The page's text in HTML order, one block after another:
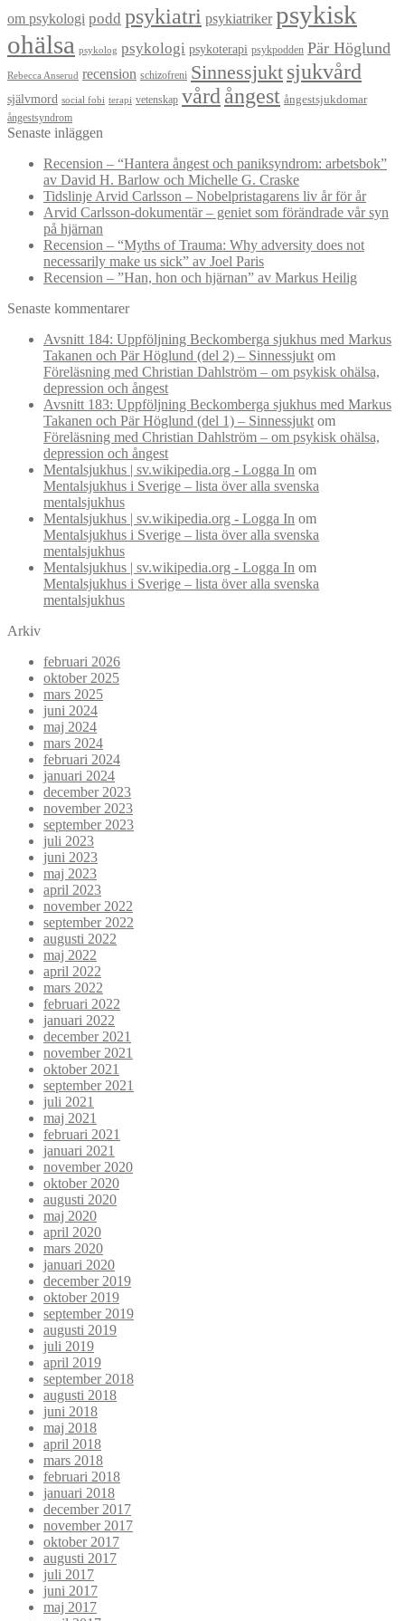
om psykologi podd psykiatri psykiatriker psykisk
ohälsa psykolog psykologi psykoterapi psykpodden Pär Höglund
Rebecca Anserud recension schizofreni Sinnessjukt sjukvård
självmord social fobi terapi vetenskap vård ångest ångestsjukdomar
ångestsyndrom
Senaste inläggen
Recension – “Hantera ångest och paniksyndrom: arbetsbok”
av David H. Barlow och Michelle G. Craske
Tidslinje Arvid Carlsson – Nobelpristagarens liv år för år
Arvid Carlsson-dokumentär – geniet som förändrade vår syn
på hjärnan
Recension – “Myths of Trauma: Why adversity does not
necessarily make us sick” av Joel Paris
Recension – ”Han, hon och hjärnan” av Markus Heilig
Senaste kommentarer
Avsnitt 184: Uppföljning Beckomberga sjukhus med Markus
Takanen och Pär Höglund (del 2) – Sinnessjukt om
Föreläsning med Christian Dahlström – om psykisk ohälsa,
depression och ångest
Avsnitt 183: Uppföljning Beckomberga sjukhus med Markus
Takanen och Pär Höglund (del 1) – Sinnessjukt om
Föreläsning med Christian Dahlström – om psykisk ohälsa,
depression och ångest
Mentalsjukhus | sv.wikipedia.org - Logga In om
Mentalsjukhus i Sverige – lista över alla svenska
mentalsjukhus
Mentalsjukhus | sv.wikipedia.org - Logga In om
Mentalsjukhus i Sverige – lista över alla svenska
mentalsjukhus
Mentalsjukhus | sv.wikipedia.org - Logga In om
Mentalsjukhus i Sverige – lista över alla svenska
mentalsjukhus
Arkiv
februari 2026
oktober 2025
mars 2025
juni 2024
maj 2024
mars 2024
februari 2024
januari 2024
december 2023
november 2023
september 2023
juli 2023
juni 2023
maj 2023
april 2023
november 2022
september 2022
augusti 2022
maj 2022
april 2022
mars 2022
februari 2022
januari 2022
december 2021
november 2021
oktober 2021
september 2021
juli 2021
maj 2021
februari 2021
januari 2021
november 2020
oktober 2020
augusti 2020
maj 2020
april 2020
mars 2020
januari 2020
december 2019
oktober 2019
september 2019
augusti 2019
juli 2019
april 2019
september 2018
augusti 2018
juni 2018
maj 2018
april 2018
mars 2018
februari 2018
januari 2018
december 2017
november 2017
oktober 2017
augusti 2017
juli 2017
juni 2017
maj 2017